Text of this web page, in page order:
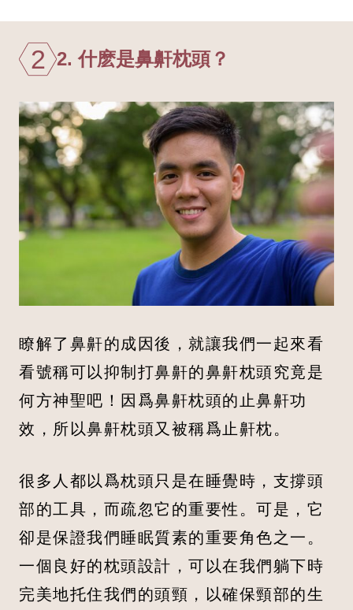
2 2. 什麽是鼻鼾枕頭？
瞭解了鼻鼾的成因後，就讓我們一起來看
看號稱可以抑制打鼻鼾的鼻鼾枕頭究竟是
何方神聖吧！因爲鼻鼾枕頭的止鼻鼾功
效，所以鼻鼾枕頭又被稱爲止鼾枕。
很多人都以爲枕頭只是在睡覺時，支撐頭
部的工具，而疏忽它的重要性。可是，它
卻是保證我們睡眠質素的重要角色之一。
一個良好的枕頭設計，可以在我們躺下時
完美地托住我們的頭頸，以確保頸部的生